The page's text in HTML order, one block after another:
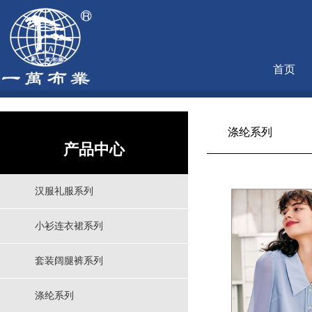
首页
产品中心
汉服礼服系列
小衫连衣裙系列
套装阔腿裤系列
涤纶系列
涤纶系列